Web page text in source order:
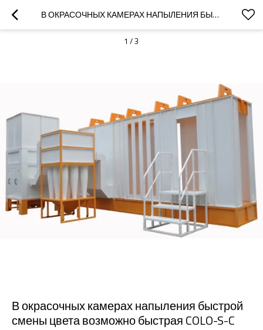
В ОКРАСОЧНЫХ КАМЕРАХ НАПЫЛЕНИЯ БЫСТРОЙ СМЕНЫ ЦВЕТА ВОЗМОЖНО БЫСТРАЯ COLO-S-C
1 /3
В окрасочных камерах напыления быстрой
смены цвета возможно быстрая COLO-S-C